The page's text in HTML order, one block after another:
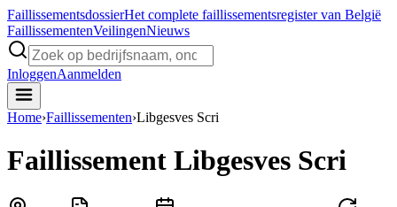
FaillissementsdossierHet complete faillissementsregister van België
FaillissementenVeilingenNieuws
InloggenAanmelden
Home›Faillissementen›Libgesves Scri
Faillissement Libgesves Scri